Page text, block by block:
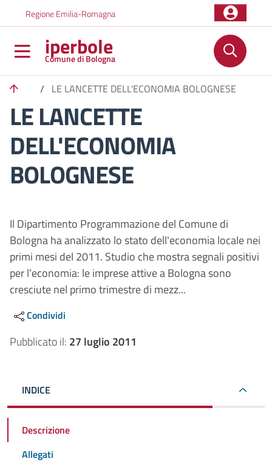
Regione Emilia-Romagna
iperbole
Comune di Bologna
/ LE LANCETTE DELL'ECONOMIA BOLOGNESE
LE LANCETTE
DELL'ECONOMIA
BOLOGNESE
Il Dipartimento Programmazione del Comune di
Bologna ha analizzato lo stato dell'economia locale nei
primi mesi del 2011. Studio che mostra segnali positivi
per l’economia: le imprese attive a Bologna sono
cresciute nel primo trimestre di mezz...
Condividi
Pubblicato il: 27 luglio 2011
INDICE
Descrizione
Allegati